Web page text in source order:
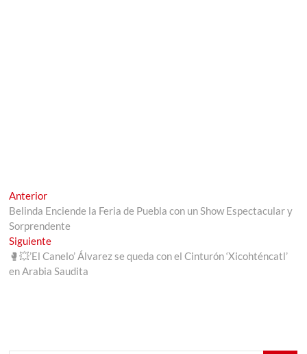
Navegación
de
entradas
AnteriorEntrada
anterior:
Belinda Enciende la Feria de Puebla con un Show Espectacular y
Sorprendente
SiguienteEntrada
siguiente:
🥊💥’El Canelo’ Álvarez se queda con el Cinturón ‘Xicohténcatl’
en Arabia Saudita